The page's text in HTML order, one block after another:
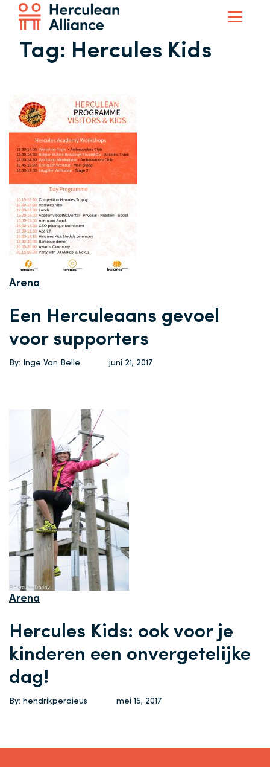
Tag: Hercules Kids
Arena
Een Herculeaans gevoel
voor supporters
By: Inge Van Belle juni 21, 2017
Arena
Hercules Kids: ook voor je
kinderen een onvergetelijke
dag!
By: hendrikperdieus mei 15, 2017